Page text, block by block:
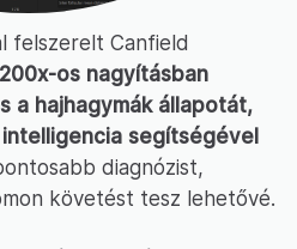
felszerelt Canfield
os nagyításban
a hajhagymák állapotát,
segítségével
diagnózist,
követést tesz lehetővé.